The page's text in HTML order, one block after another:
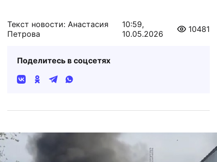
Текст новости: Анастасия
Петрова
10:59,
10.05.2026
10481
Поделитесь в соцсетях